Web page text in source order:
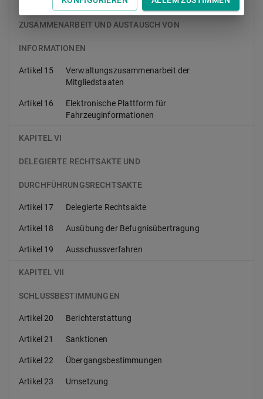
ZUSAMMENARBEIT UND AUSTAUSCH VON
INFORMATIONEN
Artikel 15
Verwaltungszusammenarbeit der
Mitgliedstaaten
Artikel 16
Elektronische Plattform für
Fahrzeuginformationen
KAPITEL VI
DELEGIERTE RECHTSAKTE UND
DURCHFÜHRUNGSRECHTSAKTE
Artikel 17 Delegierte Rechtsakte
Artikel 18 Ausübung der Befugnisübertragung
Artikel 19 Ausschussverfahren
KAPITEL VII
SCHLUSSBESTIMMUNGEN
Artikel 20 Berichterstattung
Artikel 21 Sanktionen
Artikel 22 Übergangsbestimmungen
Artikel 23 Umsetzung